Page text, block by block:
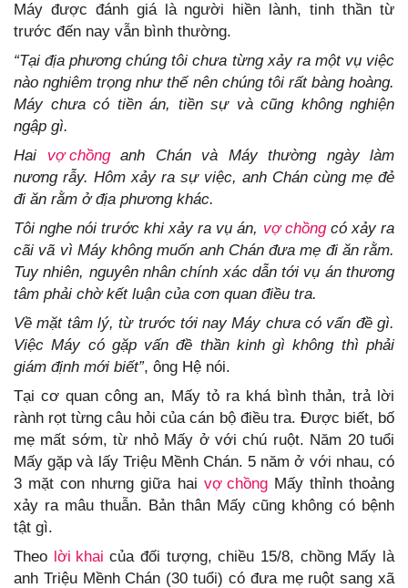
Máy được đánh giá là người hiền lành, tinh thần từ
trước đến nay vẫn bình thường.
“Tại địa phương chúng tôi chưa từng xảy ra một vụ việc
nào nghiêm trọng như thế nên chúng tôi rất bàng hoàng.
Máy chưa có tiền án, tiền sự và cũng không nghiện
ngập gì.
Hai vợ chồnganh Chán và Máy thường ngày làm
nương rẫy. Hôm xảy ra sự việc, anh Chán cùng mẹ đẻ
đi ăn rằm ở địa phương khác.
Tôi nghe nói trước khi xảy ra vụ án, vợ chồngcó xảy ra
cãi vã vì Máy không muốn anh Chán đưa mẹ đi ăn rằm.
Tuy nhiên, nguyên nhân chính xác dẫn tới vụ án thương
tâm phải chờ kết luận của cơn quan điều tra.
Về mặt tâm lý, từ trước tới nay Máy chưa có vấn đề gì.
Việc Máy có gặp vấn đề thần kinh gì không thì phải
giám định mới biết”, ông Hệ nói.
Tại cơ quan công an, Mấy tỏ ra khá bình thản, trả lời
rành rọt từng câu hỏi của cán bộ điều tra. Được biết, bố
mẹ mất sớm, từ nhỏ Mấy ở với chú ruột. Năm 20 tuổi
Mấy gặp và lấy Triệu Mềnh Chán. 5 năm ở với nhau, có
3 mặt con nhưng giữa hai vợ chồngMấy thỉnh thoảng
xảy ra mâu thuẫn. Bản thân Mấy cũng không có bệnh
tật gì.
Theo lời khai của đối tượng, chiều 15/8, chồng Mấy là
anh Triệu Mềnh Chán (30 tuổi) có đưa mẹ ruột sang xã